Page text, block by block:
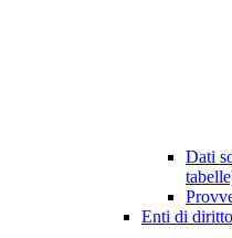
Dati
Enti di